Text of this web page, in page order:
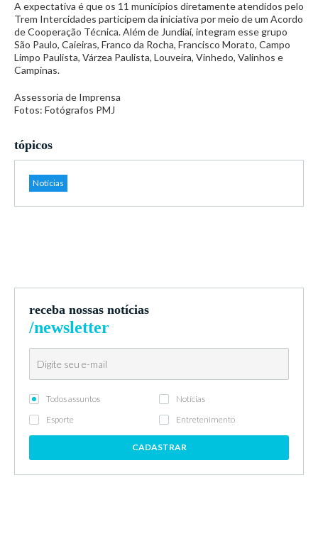
A expectativa é que os 11 municípios diretamente atendidos pelo
Trem Intercidades participem da iniciativa por meio de um Acordo
de Cooperação Técnica. Além de Jundiaí, integram esse grupo
São Paulo, Caieiras, Franco da Rocha, Francisco Morato, Campo
Limpo Paulista, Várzea Paulista, Louveira, Vinhedo, Valinhos e
Campinas.
Assessoria de Imprensa
Fotos: Fotógrafos PMJ
tópicos
Notícias
receba nossas notícias
/newsletter
Todos assuntos
Notícias
Esporte
Entretenimento
CADASTRAR